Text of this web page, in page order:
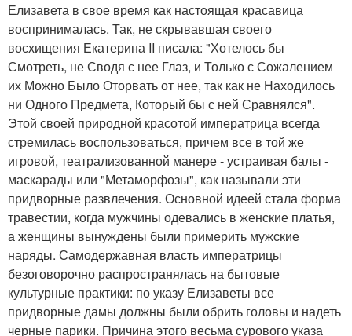
Елизавета в свое время как настоящая красавица
воспринималась. Так, не скрывавшая своего
восхищения Екатерина II писала: "Хотелось бы
Смотреть, не Сводя с нее Глаз, и Только с Сожалением
их Можно Было Оторвать от нее, так как не Находилось
ни Одного Предмета, Который бы с ней Сравнялся".
Этой своей природной красотой императрица всегда
стремилась воспользоваться, причем все в той же
игровой, театрализованной манере - устраивая балы -
маскарады или "Метаморфозы", как называли эти
придворные развлечения. Основной идеей стала форма
травестии, когда мужчины одевались в женские платья,
а женщины вынуждены были примерить мужские
наряды. Самодержавная власть императрицы
безоговорочно распространялась на бытовые
культурные практики: по указу Елизаветы все
придворные дамы должны были обрить головы и надеть
черные парики. Причина этого весьма сурового указа